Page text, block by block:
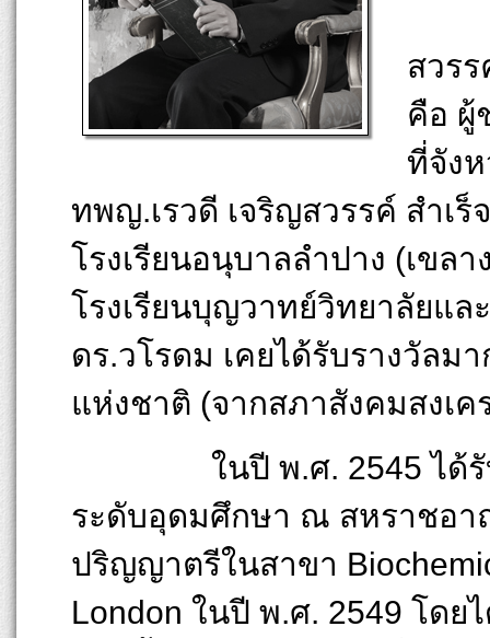
สวร
คือ ผู้
ที่จัง
ทพญ.เรวดี เจริญสวรรค์ สำเ
โรงเรียนอนุบาลลำปาง (เข
โรงเรียนบุญวาทย์วิทยาลัยแล
ดร.วโรดม เคยได้รับรางวัลม
แห่งชาติ (จากสภาสังคมสงเ
ในปี พ.ศ. 2545 ได้รับทุ
ระดับอุดมศึกษา ณ สหราชอา
ปริญญาตรีในสาขา
London ในปี พ.ศ. 2549 โด